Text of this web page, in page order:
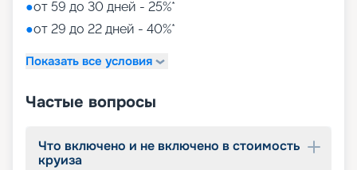
●от 59 до 30 дней - 25%*
●от 29 до 22 дней - 40%*
Показать все условия
Частые вопросы
Что включено и не включено в стоимость
круиза